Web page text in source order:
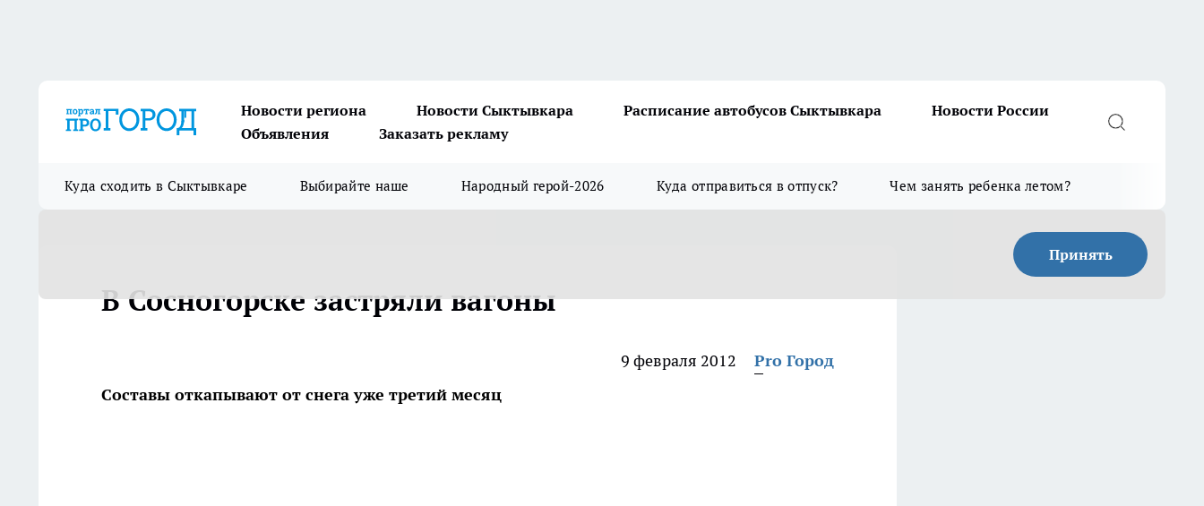
Новости региона Новости Сыктывкара Расписание автобусов Сыктывкара
Новости России
Объявления
Заказать рекламу
Куда сходить в Сыктывкаре Выбирайте наше Народный герой-2026 Куда отправиться в отпуск? Чем занять ребенка летом?
Принять
В Сосногорске застряли вагоны
9 февраля 2012
Pro Город
Составы откапывают от снега уже третий месяц